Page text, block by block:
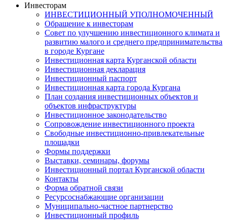
Инвесторам
ИНВЕСТИЦИОННЫЙ УПОЛНОМОЧЕННЫЙ
Обращение к инвесторам
Совет по улучшению инвестиционного климата и
развитию малого и среднего предпринимательства
в городе Кургане
Инвестиционная карта Курганской области
Инвестиционная декларация
Инвестиционный паспорт
Инвестиционная карта города Кургана
План создания инвестиционных объектов и
объектов инфраструктуры
Инвестиционное законодательство
Сопровождение инвестиционного проекта
Свободные инвестиционно-привлекательные
площадки
Формы поддержки
Выставки, семинары, форумы
Инвестиционный портал Курганской области
Контакты
Форма обратной связи
Ресурсоснабжающие организации
Муниципально-частное партнерство
Инвестиционный профиль